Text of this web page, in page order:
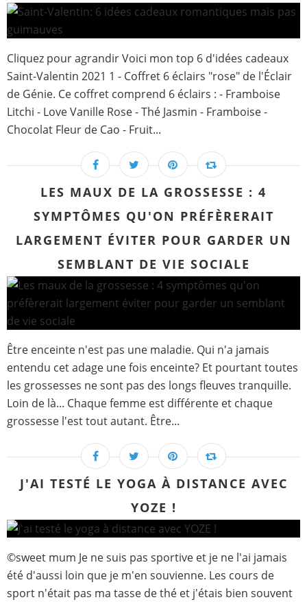
Cliquez pour agrandir Voici mon top 6 d'idées cadeaux
Saint-Valentin 2021 1 - Coffret 6 éclairs "rose" de l'Éclair
de Génie. Ce coffret comprend 6 éclairs : - Framboise
Litchi - Love Vanille Rose - Thé Jasmin - Framboise -
Chocolat Fleur de Cao - Fruit...
LES MAUX DE LA GROSSESSE : 4
SYMPTÔMES QU'ON PRÉFÈRERAIT
LARGEMENT ÉVITER POUR GARDER UN
SEMBLANT DE VIE SOCIALE
Être enceinte n'est pas une maladie. Qui n'a jamais
entendu cet adage une fois enceinte? Et pourtant toutes
les grossesses ne sont pas des longs fleuves tranquille.
Loin de là... Chaque femme est différente et chaque
grossesse l'est tout autant. Être...
J'AI TESTÉ LE YOGA À DISTANCE AVEC
YOZE !
©sweet mum Je ne suis pas sportive et je ne l'ai jamais
été d'aussi loin que je m'en souvienne. Les cours de
sport n'était pas ma tasse de thé et j'étais bien souvent